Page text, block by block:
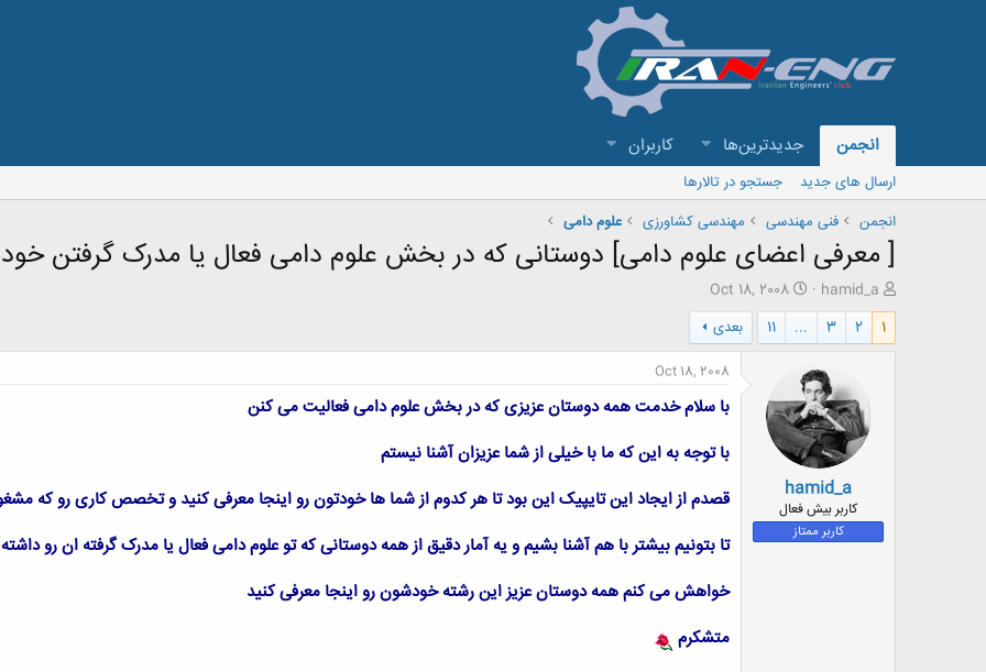
انجمن جدیدترین‌ها کاربران
ارسال های جدید
جستجو در تالارها
انجمن
فنی مهندسی مهندسی کشاورزی علوم دامی
[ معرفی اعضای علوم دامی] دوستانی که در بخش علوم دامی فعال یا مدرک گرفتن
ش
ر
ع
و
ع
hamid_a
ت
ا
ی
ر
و
ع
Oct 18, 2008
1
2
3
...
11 بعدی
hamid_a
کاربر بیش فعال
کاربر ممتاز
Oct 18, 2008
با سلام خدمت همه دوستان عزیزی که در بخش علوم دامی فعالیت می کنن
با توجه به این که ما با خیلی از شما عزیزان آشنا نیستم
قصدم از ایجاد این تایپیک این بود تا هر کدوم از شما ها خودتون رو اینجا معرفی کنید و تخصص کاری رو که
تا بتونیم بیشتر با هم آشنا بشیم و یه آمار دقیق از همه دوستانی که تو علوم دامی فعال یا مدرک گرفته ان رو
خواهش می کنم همه دوستان عزیز این رشته خودشون رو اینجا معرفی کنید
متشکرم